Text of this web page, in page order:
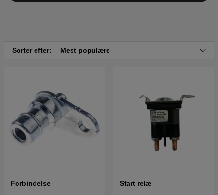
Sorter efter: Mest populære
Forbindelse Start relæ